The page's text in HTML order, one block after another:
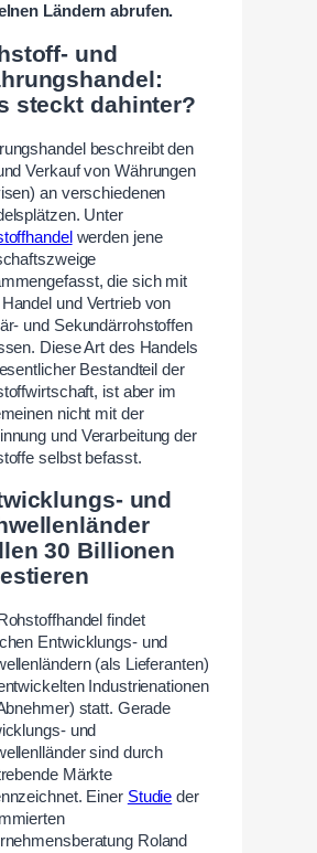
Ländern abrufen.
und
steckt dahinter?
beschreibt den
Verkauf von Währungen
an verschiedenen
Unter
werden jene
die sich mit
und Vertrieb von
und Sekundärrohstoffen
Diese Art des Handels
Bestandteil der
ist aber im
nicht mit der
und Verarbeitung der
selbst befasst.
und
30 Billionen
findet
Entwicklungs- und
(als Lieferanten)
Industrienationen
statt. Gerade
und
sind durch
Märkte
Einer Studie der
Roland